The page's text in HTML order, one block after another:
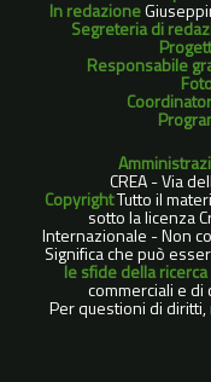
In redazione
Segreteria di
Responsabile
CREA - Via
CopyrightTutto il
sotto la licenza
Internazionale - Non
Significa che può
le sfide della
commerciali e
Per questioni di